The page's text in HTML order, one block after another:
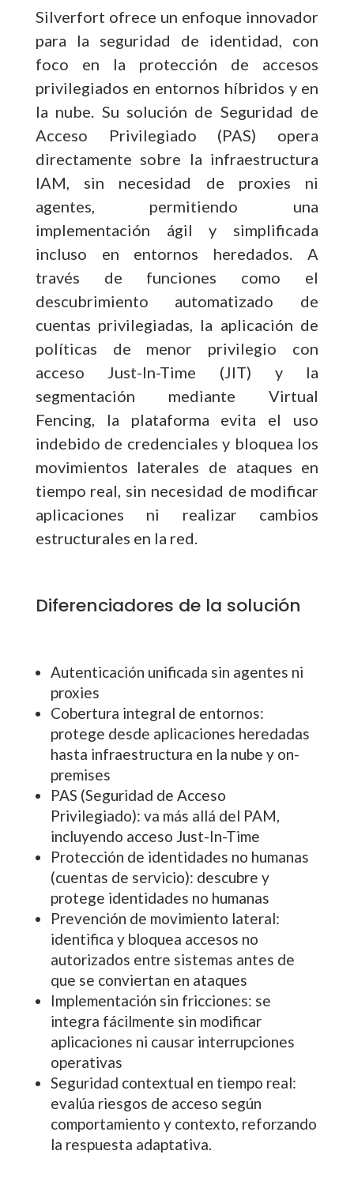
Silverfort ofrece un enfoque innovador
para la seguridad de identidad, con
foco en la protección de accesos
privilegiados en entornos híbridos y en
la nube. Su solución de Seguridad de
Acceso Privilegiado (PAS) opera
directamente sobre la infraestructura
IAM, sin necesidad de proxies ni
agentes, permitiendo una
implementación ágil y simplificada
incluso en entornos heredados. A
través de funciones como el
descubrimiento automatizado de
cuentas privilegiadas, la aplicación de
políticas de menor privilegio con
acceso Just-In-Time (JIT) y la
segmentación mediante Virtual
Fencing, la plataforma evita el uso
indebido de credenciales y bloquea los
movimientos laterales de ataques en
tiempo real, sin necesidad de modificar
aplicaciones ni realizar cambios
estructurales en la red.
Diferenciadores de la solución
Autenticación unificada sin agentes ni
proxies
Cobertura integral de entornos:
protege desde aplicaciones heredadas
hasta infraestructura en la nube y on-
premises
PAS (Seguridad de Acceso
Privilegiado): va más allá del PAM,
incluyendo acceso Just-In-Time
Protección de identidades no humanas
(cuentas de servicio): descubre y
protege identidades no humanas
Prevención de movimiento lateral:
identifica y bloquea accesos no
autorizados entre sistemas antes de
que se conviertan en ataques
Implementación sin fricciones: se
integra fácilmente sin modificar
aplicaciones ni causar interrupciones
operativas
Seguridad contextual en tiempo real:
evalúa riesgos de acceso según
comportamiento y contexto, reforzando
la respuesta adaptativa.